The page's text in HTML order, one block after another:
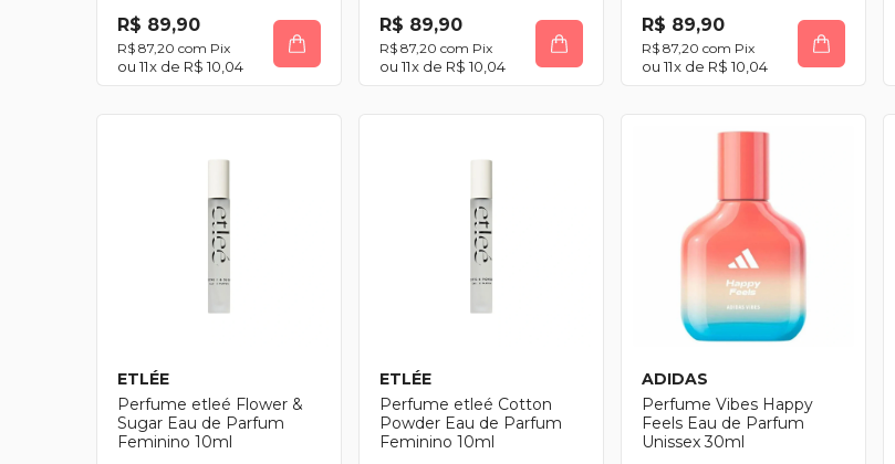
R$ 89,90
R$ 87,20 com Pix
11x de R$ 10,04
R$ 89,90
R$ 87,20 com Pix
11x de R$ 10,04
R$ 89,90
R$ 87,20 com Pix
11x de R$ 10,04
ETLÉE
Perfume etleé Flower &
Sugar Eau de Parfum
Feminino 10ml
ETLÉE
Perfume etleé Cotton
Powder Eau de Parfum
Feminino 10ml
ADIDAS
Perfume Vibes Happy
Feels Eau de Parfum
Unissex 30ml